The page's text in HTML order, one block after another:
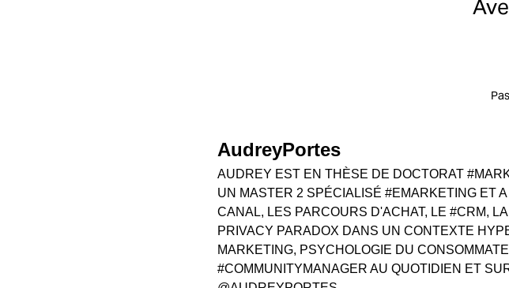
AudreyPortes
AUDREY EST EN THÈSE DE DOCTORAT
UN MASTER 2 SPÉCIALISÉ #EMARKETING ET
CANAL, LES PARCOURS D'ACHAT, LE #CRM,
PRIVACY PARADOX DANS UN CONTEXTE
MARKETING, PSYCHOLOGIE DU
#COMMUNITYMANAGER AU QUOTIDIEN ET